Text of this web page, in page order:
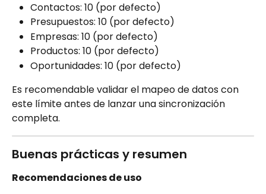
Contactos: 10 (por defecto)
Presupuestos: 10 (por defecto)
Empresas: 10 (por defecto)
Productos: 10 (por defecto)
Oportunidades: 10 (por defecto)
Es recomendable validar el mapeo de datos con
este límite antes de lanzar una sincronización
completa.
Buenas prácticas y resumen
Recomendaciones de uso